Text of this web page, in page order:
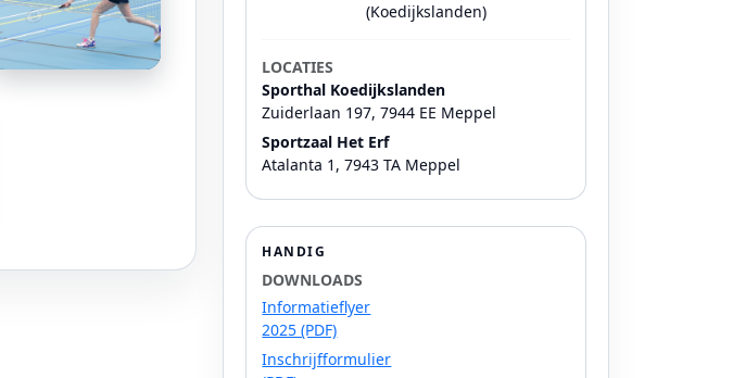
(Koedijkslanden)
LOCATIES
Sporthal Koedijkslanden
Zuiderlaan 197, 7944 EE Meppel
Sportzaal Het Erf
Atalanta 1, 7943 TA Meppel
HANDIG
DOWNLOADS
Informatieflyer
2025 (PDF)
Inschrijfformulier